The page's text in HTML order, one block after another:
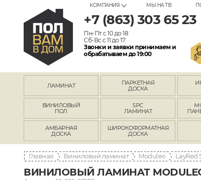
КОМПАНИЯ МЫ НА ТВ
+7 (863) 303 65 23
Пн-Пт с 10 до 18
Сб-Вс с 11 до 17
Звонки и заявки принимаем и
обрабатываем до 19:00
ЛАМИНАТ
ПАРКЕТНАЯ
ДОСКА
ВИНИЛОВЫЙ
ПОЛ
SPC
ЛАМИНАТ
АМБАРНАЯ
ДОСКА
ШИРОКОФОРМАТНАЯ
ДОСКА
Главная Виниловый ламинат Moduleo LayRed
ВИНИЛОВЫЙ ЛАМИНАТ MODULEO